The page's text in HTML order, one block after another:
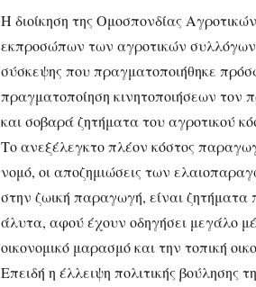
Η διοίκηση της Ομοσπονδίας
εκπροσώπων των αγροτικών συλλόγων
σύσκεψης που πραγματοποιήθηκε
πραγματοποίηση κινητοποιήσεων τον
και σοβαρά ζητήματα του αγροτικού
Το ανεξέλεγκτο πλέον κόστος
νομό, οι αποζημιώσεις των
στην ζωική παραγωγή, είναι
άλυτα, αφού έχουν οδηγήσει μεγάλο
οικονομικό μαρασμό και την τοπική
Επειδή η έλλειψη πολιτικής βούλησης